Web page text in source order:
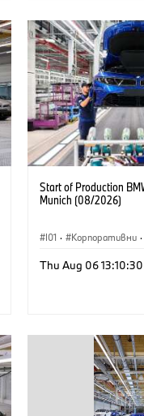
Start of Production
Munich (08/2026)
I01 · Корпоративни ·
Локации
Thu Aug 06